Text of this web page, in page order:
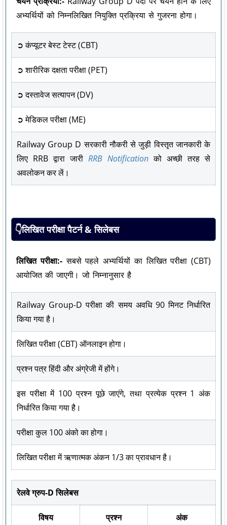
अभ्यर्थियों को निम्नलिखित नियुक्ति प्रक्रिया से गुजरना होगा।
➲ कंप्यूटर बेस्ट टेस्ट (CBT)
➲ शारीरिक दक्षता परीक्षा (PET)
➲ दस्तावेज सत्यापन (DV)
➲ मेडिकल परीक्षा (ME)
Railway Group D सरकारी नौकरी से जुड़ी विस्तृत जानकारी के
लिए RRB द्वारा जारी RRB Notification को अच्छी तरह से
अवलोकन कर लें।
👇लिखित परीक्षा पैटर्न & सिलेबस
लिखित परीक्षा:-सबसे पहले अभ्यर्थियों का लिखित परीक्षा (CBT)
आयोजित की जाएगी। जो निम्नानुसार है
Railway Group-D परीक्षा की समय अवधि 90 मिनट निर्धारित
किया गया है।
लिखित परीक्षा (CBT) ऑनलाइन होगा।
प्रश्न पत्र हिंदी और अंग्रेजी में होंगे।
इस परीक्षा में 100 प्रश्न पूछे जाएंगे, तथा प्रत्येक प्रश्न 1 अंक
निर्धारित किया गया है।
परीक्षा कुल 100 अंको का होगा।
लिखित परीक्षा में ऋणात्मक अंकन 1/3 का प्रावधान है।
रेलवे ग्रुप-D सिलेबस
विषय प्रश्न अंक